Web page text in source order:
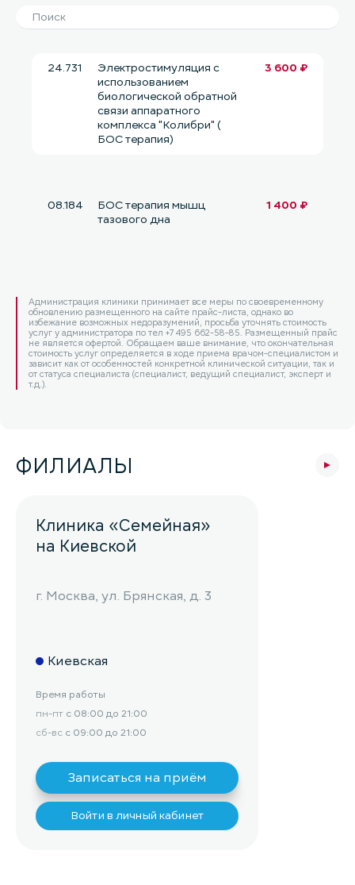
24.731
Электростимуляция с
использованием
биологической обратной
связи аппаратного
комплекса "Колибри" (
БОС терапия)
3 600 ₽
08.184
БОС терапия мышц
тазового дна
1 400 ₽
Администрация клиники принимает все меры по своевременному
обновлению размещенного на сайте прайс-листа, однако во
избежание возможных недоразумений, просьба уточнять стоимость
услуг у администратора по тел +7 495 662-58-85. Размещенный прайс
не является офертой. Обращаем ваше внимание, что окончательная
стоимость услуг определяется в ходе приема врачом-специалистом и
зависит как от особенностей конкретной клинической ситуации, так и
от статуса специалиста (специалист, ведущий специалист, эксперт и
т.д.).
ФИЛИАЛЫ
Клиника «Семейная»
на Киевской
г. Москва, ул. Брянская, д. 3
Киевская
Время работы
пн-пт с 08:00 до 21:00
сб-вс с 09:00 до 21:00
Записаться на приём
Войти в личный кабинет